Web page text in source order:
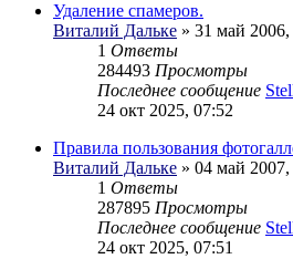
Удаление спамеров.
Виталий Дальке » 31 май
1 Ответы
284493 Просмотры
Последнее сообщение
24 окт 2025, 07:52
Правила пользования
Виталий Дальке » 04 май
1 Ответы
287895 Просмотры
Последнее сообщение
24 окт 2025, 07:51